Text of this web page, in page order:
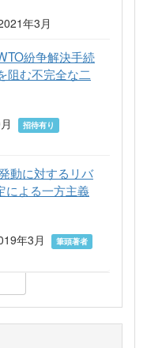
年3月
紛争解決手続
阻む不完全な二
招待有り
動に対するリバ
による一方主義
年3月
筆頭著者